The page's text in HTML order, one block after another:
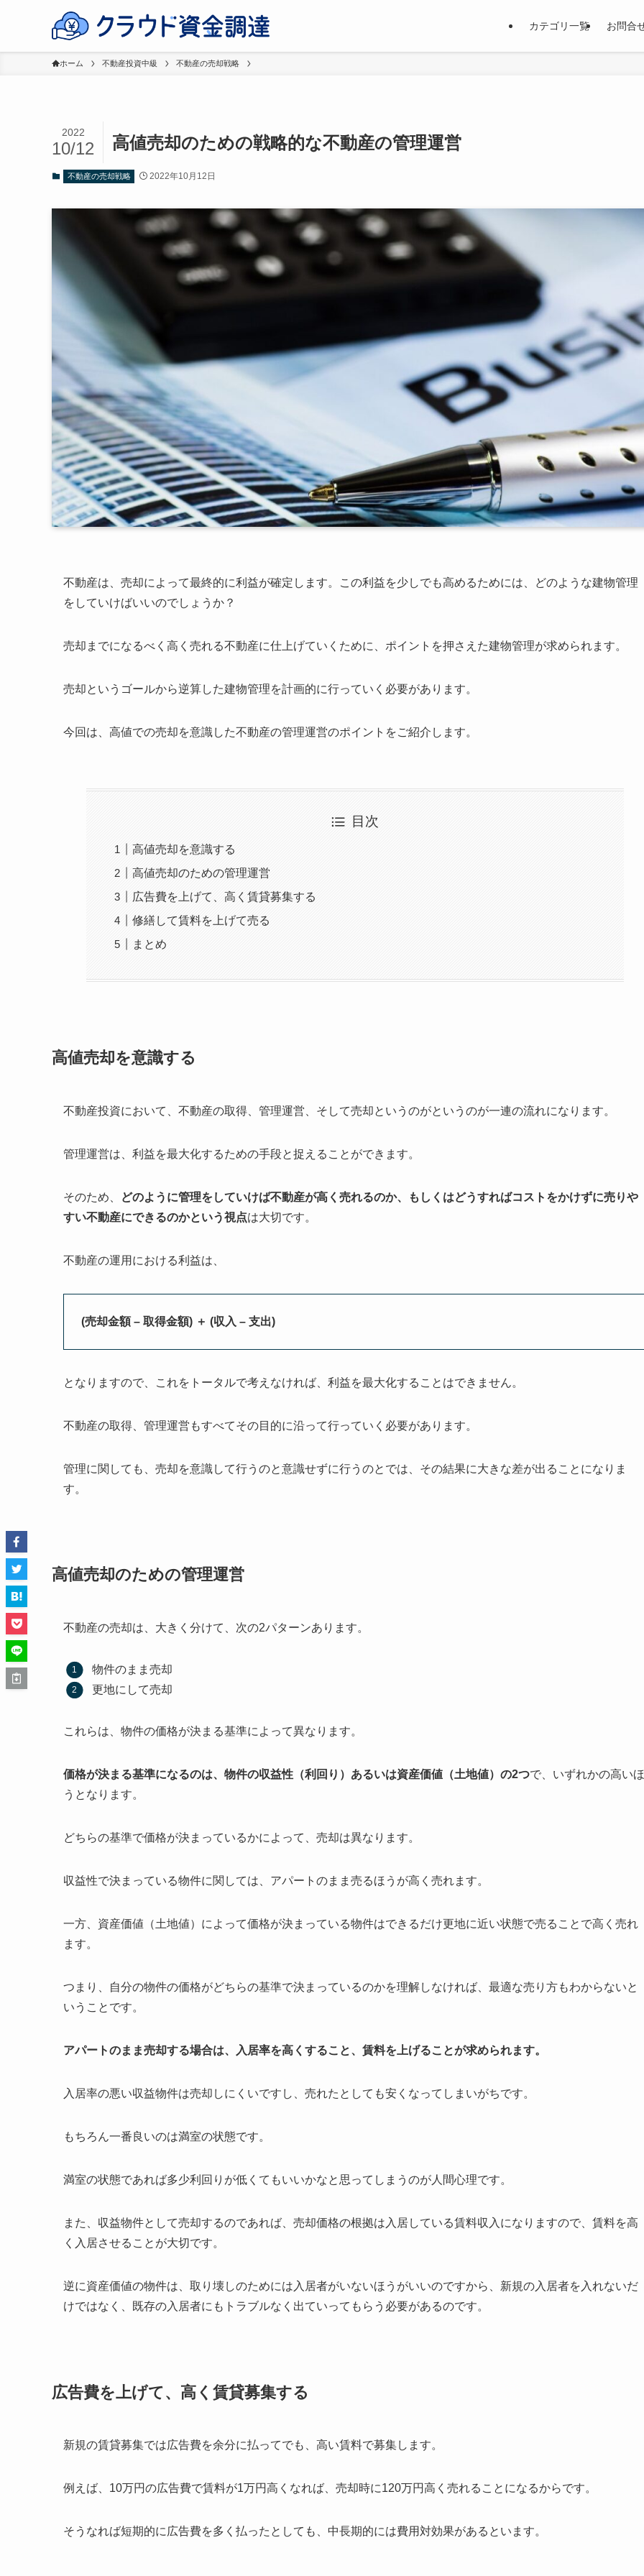
カテゴリ一覧 お問合
ホーム 不動産投資中級 不動産の売却戦略
高値売却のための戦略的な不動産の管理運営
2022
10/12
不動産の売却戦略 2022年10月12日
不動産は、売却によって最終的に利益が確定します。この利益を少しでも高めるためには、どのような建物管理
をしていけばいいのでしょうか？
売却までになるべく高く売れる不動産に仕上げていくために、ポイントを押さえた建物管理が求められます。
売却というゴールから逆算した建物管理を計画的に行っていく必要があります。
今回は、高値での売却を意識した不動産の管理運営のポイントをご紹介します。
目次
高値売却を意識する
高値売却のための管理運営
広告費を上げて、高く賃貸募集する
修繕して賃料を上げて売る
まとめ
高値売却を意識する
不動産投資において、不動産の取得、管理運営、そして売却というのがというのが一連の流れになります。
管理運営は、利益を最大化するための手段と捉えることができます。
そのため、
どのように管理をしていけば不動産が高く売れるのか、もしくはどうすればコストをかけずに売りや
すい不動産にできるのかという視点は大切です。
不動産の運用における利益は、
(売却金額 – 取得金額) ＋ (収入 – 支出)
となりますので、これをトータルで考えなければ、利益を最大化することはできません。
不動産の取得、管理運営もすべてその目的に沿って行っていく必要があります。
管理に関しても、売却を意識して行うのと意識せずに行うのとでは、その結果に大きな差が出ることになりま
す。
高値売却のための管理運営
不動産の売却は、大きく分けて、次の2パターンあります。
物件のまま売却
更地にして売却
これらは、物件の価格が決まる基準によって異なります。
価格が決まる基準になるのは、物件の収益性（利回り）あるいは資産価値（土地値）の2つで、いずれかの高いほ
うとなります。
どちらの基準で価格が決まっているかによって、売却は異なります。
収益性で決まっている物件に関しては、アパートのまま売るほうが高く売れます。
一方、資産価値（土地値）によって価格が決まっている物件はできるだけ更地に近い状態で売ることで高く売れ
ます。
つまり、自分の物件の価格がどちらの基準で決まっているのかを理解しなければ、最適な売り方もわからないと
いうことです。
アパートのまま売却する場合は、入居率を高くすること、賃料を上げることが求められます。
入居率の悪い収益物件は売却しにくいですし、売れたとしても安くなってしまいがちです。
もちろん一番良いのは満室の状態です。
満室の状態であれば多少利回りが低くてもいいかなと思ってしまうのが人間心理です。
また、収益物件として売却するのであれば、売却価格の根拠は入居している賃料収入になりますので、賃料を高
く入居させることが大切です。
逆に資産価値の物件は、取り壊しのためには入居者がいないほうがいいのですから、新規の入居者を入れないだ
けではなく、既存の入居者にもトラブルなく出ていってもらう必要があるのです。
広告費を上げて、高く賃貸募集する
新規の賃貸募集では広告費を余分に払ってでも、高い賃料で募集します。
例えば、10万円の広告費で賃料が1万円高くなれば、売却時に120万円高く売れることになるからです。
そうなれば短期的に広告費を多く払ったとしても、中長期的には費用対効果があるといます。